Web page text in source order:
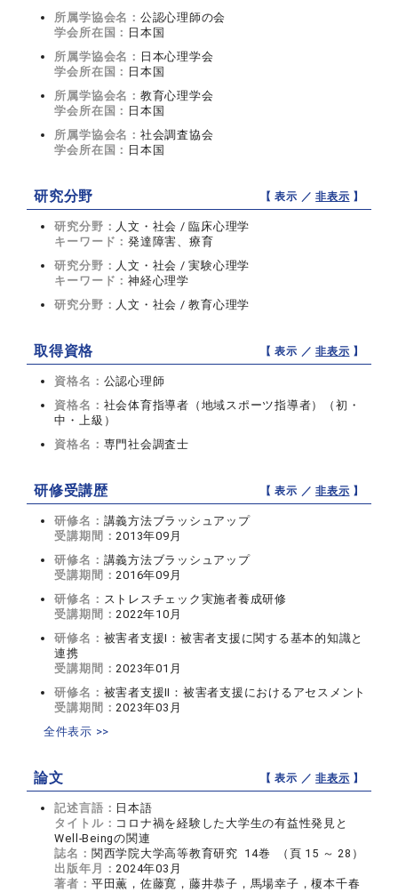
所属学協会名： 公認心理師の会
学会所在国： 日本国
所属学協会名： 日本心理学会
学会所在国： 日本国
所属学協会名： 教育心理学会
学会所在国： 日本国
所属学協会名： 社会調査協会
学会所在国： 日本国
研究分野 【 表示 ／非表示 】
研究分野： 人文・社会 / 臨床心理学
キーワード：発達障害、療育
研究分野： 人文・社会 / 実験心理学
キーワード：神経心理学
研究分野： 人文・社会 / 教育心理学
取得資格 【 表示 ／非表示 】
資格名： 公認心理師
資格名： 社会体育指導者（地域スポーツ指導者）（初・
中・上級）
資格名： 専門社会調査士
研修受講歴 【 表示 ／非表示 】
研修名： 講義方法ブラッシュアップ
受講期間：2013年09月
研修名： 講義方法ブラッシュアップ
受講期間：2016年09月
研修名： ストレスチェック実施者養成研修
受講期間：2022年10月
研修名： 被害者支援Ⅰ：被害者支援に関する基本的知識と
連携
受講期間：2023年01月
研修名： 被害者支援Ⅱ：被害者支援におけるアセスメント
受講期間：2023年03月
全件表示 >>
論文 【 表示 ／非表示 】
記述言語： 日本語
タイトル： コロナ禍を経験した大学生の有益性発見と
Well-Beingの関連
誌名： 関西学院大学高等教育研究 14巻 （頁 15 ～ 28）
出版年月：2024年03月
著者： 平田薫，佐藤寛，藤井恭子，馬場幸子，榎本千春